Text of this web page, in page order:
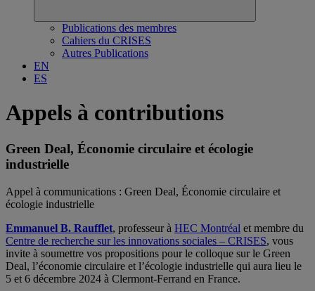
Publications des membres
Cahiers du CRISES
Autres Publications
EN
ES
Appels à contributions
Green Deal, Économie circulaire et écologie
industrielle
Appel à communications : Green Deal, Économie circulaire et
écologie industrielle
Emmanuel B. Raufflet, professeur à HEC Montréal et membre du
Centre de recherche sur les innovations sociales – CRISES, vous
invite à soumettre vos propositions pour le colloque sur le Green
Deal, l’économie circulaire et l’écologie industrielle qui aura lieu le
5 et 6 décembre 2024 à Clermont-Ferrand en France.